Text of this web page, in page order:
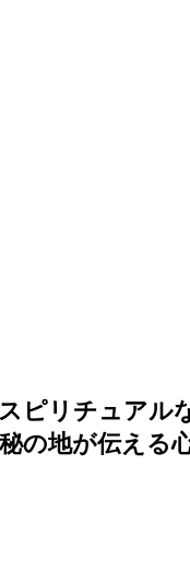
ピリチュアル
の地が伝える